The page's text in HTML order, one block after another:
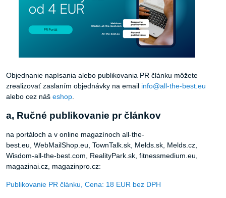
Objednanie napísania alebo publikovania PR článku môžete
zrealizovať zaslaním objednávky na email info@all-the-best.eu
alebo cez náš eshop
a, Ručné publikovanie pr článkov
na portáloch a v online magazínoch all-the-
best.eu, WebMailShop.eu, TownTalk.sk, Melds.sk, Melds.cz,
Wisdom-all-the-best.com, RealityPark.sk, fitnessmedium.eu,
magazinai.cz, magazinpro.cz:
Publikovanie PR článku, Cena: 18 EUR bez DPH